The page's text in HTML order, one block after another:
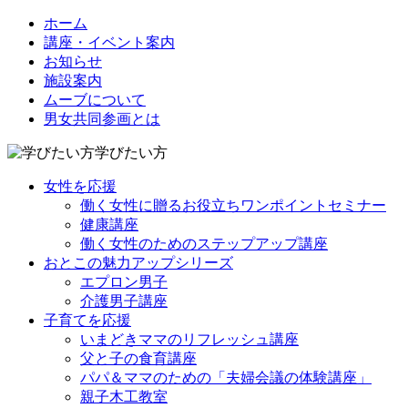
ホーム
講座・イベント案内
お知らせ
施設案内
ムーブについて
男女共同参画とは
学びたい方
女性を応援
働く女性に贈るお役立ちワンポイントセミナー
健康講座
働く女性のためのステップアップ講座
おとこの魅力アップシリーズ
エプロン男子
介護男子講座
子育てを応援
いまどきママのリフレッシュ講座
父と子の食育講座
パパ＆ママのための「夫婦会議の体験講座」
親子木工教室